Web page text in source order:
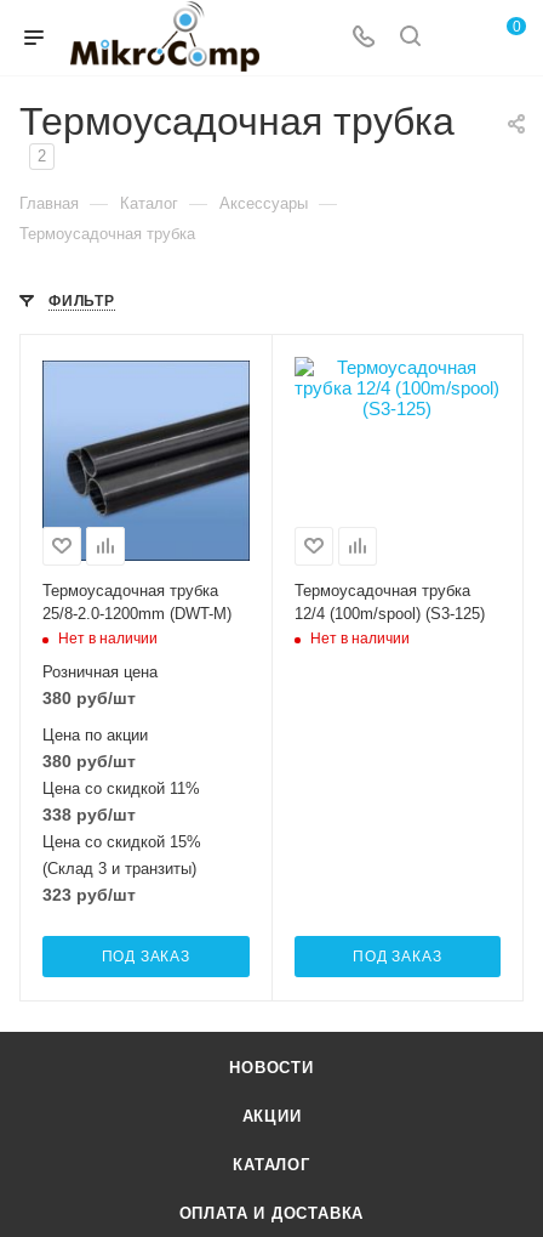
0
Термоусадочная трубка
2
Главная — Каталог — Аксессуары —
Термоусадочная трубка
ФИЛЬТР
Термоусадочная трубка
25/8-2.0-1200mm (DWT-M)
Нет в наличии
Розничная цена
380 руб/шт
Цена по акции
380 руб/шт
Цена со скидкой 11%
338 руб/шт
Цена со скидкой 15%
(Склад 3 и транзиты)
323 руб/шт
ПОД ЗАКАЗ
Термоусадочная трубка
12/4 (100m/spool) (S3-125)
Нет в наличии
ПОД ЗАКАЗ
НОВОСТИ
АКЦИИ
КАТАЛОГ
ОПЛАТА И ДОСТАВКА